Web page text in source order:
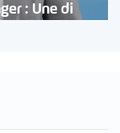
: Une di